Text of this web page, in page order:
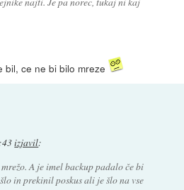
bil, ce ne bi bilo mreze
izjavil:
A je imel backup padalo če bi
in prekinil poskus ali je šlo na vse